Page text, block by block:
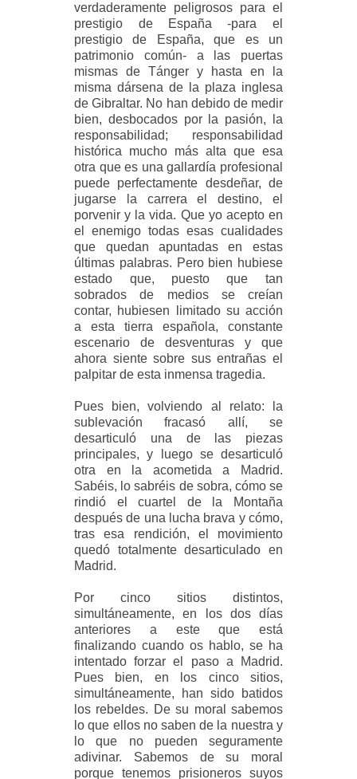
verdaderamente peligrosos para el
prestigio de España -para el
prestigio de España, que es un
patrimonio común- a las puertas
mismas de Tánger y hasta en la
misma dársena de la plaza inglesa
de Gibraltar. No han debido de medir
bien, desbocados por la pasión, la
responsabilidad; responsabilidad
histórica mucho más alta que esa
otra que es una gallardía profesional
puede perfectamente desdeñar, de
jugarse la carrera el destino, el
porvenir y la vida. Que yo acepto en
el enemigo todas esas cualidades
que quedan apuntadas en estas
últimas palabras. Pero bien hubiese
estado que, puesto que tan
sobrados de medios se creían
contar, hubiesen limitado su acción
a esta tierra española, constante
escenario de desventuras y que
ahora siente sobre sus entrañas el
palpitar de esta inmensa tragedia.
Pues bien, volviendo al relato: la
sublevación fracasó allí, se
desarticuló una de las piezas
principales, y luego se desarticuló
otra en la acometida a Madrid.
Sabéis, lo sabréis de sobra, cómo se
rindió el cuartel de la Montaña
después de una lucha brava y cómo,
tras esa rendición, el movimiento
quedó totalmente desarticulado en
Madrid.
Por cinco sitios distintos,
simultáneamente, en los dos días
anteriores a este que está
finalizando cuando os hablo, se ha
intentado forzar el paso a Madrid.
Pues bien, en los cinco sitios,
simultáneamente, han sido batidos
los rebeldes. De su moral sabemos
lo que ellos no saben de la nuestra y
lo que no pueden seguramente
adivinar. Sabemos de su moral
porque tenemos prisioneros suyos